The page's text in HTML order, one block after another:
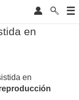
en
en